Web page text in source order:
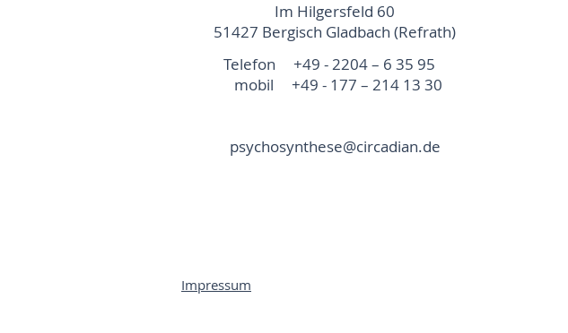
Im Hilgersfeld 60
51427 Bergisch Gladbach (Refrath)
Telefon +49 - 2204 – 6 35 95
mobil +49 - 177 – 214 13 30
psychosynthese@circadian.de
Impressum